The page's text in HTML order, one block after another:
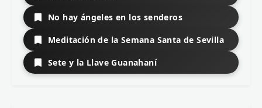
No hay ángeles en los senderos
Meditación de la Semana Santa de Sevilla
Sete y la Llave Guanahaní